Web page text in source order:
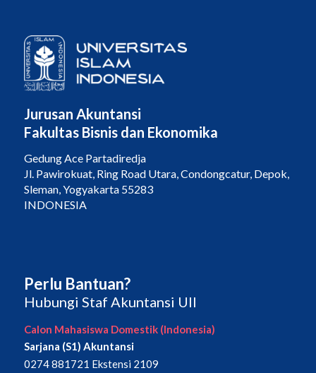
Jurusan Akuntansi
Fakultas Bisnis dan Ekonomika
Gedung Ace Partadiredja
Jl. Pawirokuat, Ring Road Utara, Condongcatur, Depok,
Sleman, Yogyakarta 55283
INDONESIA
Perlu Bantuan?
Hubungi Staf Akuntansi UII
Calon Mahasiswa Domestik (Indonesia)
Sarjana (S1) Akuntansi
0274 881721 Ekstensi 2109